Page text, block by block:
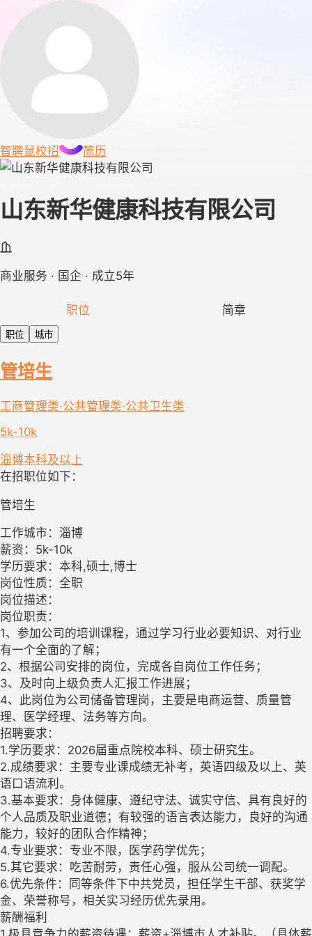
智聘鼠校招 简历
山东新华健康科技有限公司
商业服务 · 国企 · 成立5年
职位 简章
职位 城市
管培生
工商管理类·公共管理类·公共卫生类
5k-10k
淄博本科及以上
在招职位如下：
管培生
工作城市：淄博
薪资：5k-10k
学历要求：本科,硕士,博士
岗位性质：全职
岗位描述：
岗位职责：
1、参加公司的培训课程，通过学习行业必要知识、对行业
有一个全面的了解；
2、根据公司安排的岗位，完成各自岗位工作任务；
3、及时向上级负责人汇报工作进展；
4、此岗位为公司储备管理岗，主要是电商运营、质量管
理、医学经理、法务等方向。
招聘要求：
1.学历要求：2026届重点院校本科、硕士研究生。
2.成绩要求：主要专业课成绩无补考，英语四级及以上、英
语口语流利。
3.基本要求：身体健康、遵纪守法、诚实守信、具有良好的
个人品质及职业道德；有较强的语言表达能力，良好的沟通
能力，较好的团队合作精神；
4.专业要求：专业不限，医学药学优先；
5.其它要求：吃苦耐劳，责任心强，服从公司统一调配。
6.优先条件：同等条件下中共党员，担任学生干部、获奖学
金、荣誉称号，相关实习经历优先录用。
薪酬福利